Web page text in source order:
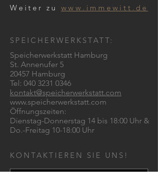
Weiter zu www.immewitt.de
SPEICHERWERKSTATT:
Speicherwerkstatt Hamburg
St. Annenufer 5
20457 Hamburg
Tel: 040 3231 0346
kontakt@speicherwerkstatt.com
www.speicherwerkstatt.com
Öffnungszeiten:
Dienstag-Donnerstag 14 bis 18:00 Uhr &
Do.-Freitag 10-18:00 Uhr
KONTAKTIEREN SIE UNS!